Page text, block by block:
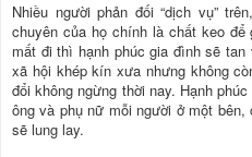
Nhiều người phản đối “dịch vụ”
chuyên của họ chính là chất keo
mất đi thì hạnh phúc gia đình sẽ
xã hội khép kín xưa nhưng không
đổi không ngừng thời nay. Hạnh
ông và phụ nữ mỗi người ở một
sẽ lung lay.